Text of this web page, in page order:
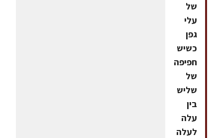
של
עלי
גפן
כשיש
חפיפה
של
שליש
בין
עלה
לעלה